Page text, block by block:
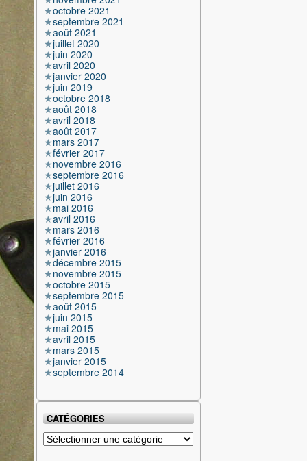
octobre 2021
septembre 2021
août 2021
juillet 2020
juin 2020
avril 2020
janvier 2020
juin 2019
octobre 2018
août 2018
avril 2018
août 2017
mars 2017
février 2017
novembre 2016
septembre 2016
juillet 2016
juin 2016
mai 2016
avril 2016
mars 2016
février 2016
janvier 2016
décembre 2015
novembre 2015
octobre 2015
septembre 2015
août 2015
juin 2015
mai 2015
avril 2015
mars 2015
janvier 2015
septembre 2014
CATÉGORIES
Catégories